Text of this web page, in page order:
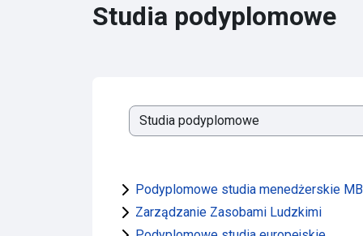
Studia podyplomowe
Kategorie kursów
Podyplomowe studia menedżerskie
Zarządzanie Zasobami Ludzkimi